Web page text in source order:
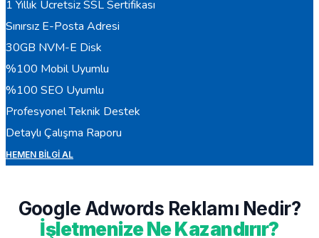
1 Yıllık Ücretsiz SSL Sertifikası
Sınırsız E-Posta Adresi
30GB NVM-E Disk
%100 Mobil Uyumlu
%100 SEO Uyumlu
Profesyonel Teknik Destek
Detaylı Çalışma Raporu
HEMEN BILGI AL
Google Adwords Reklamı Nedir?
İşletmenize Ne Kazandırır?